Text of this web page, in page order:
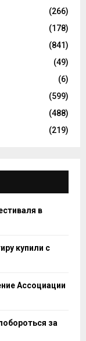
(266)
(178)
(841)
(49)
(6)
(599)
(488)
(219)
в
купили с
Ассоциации
за